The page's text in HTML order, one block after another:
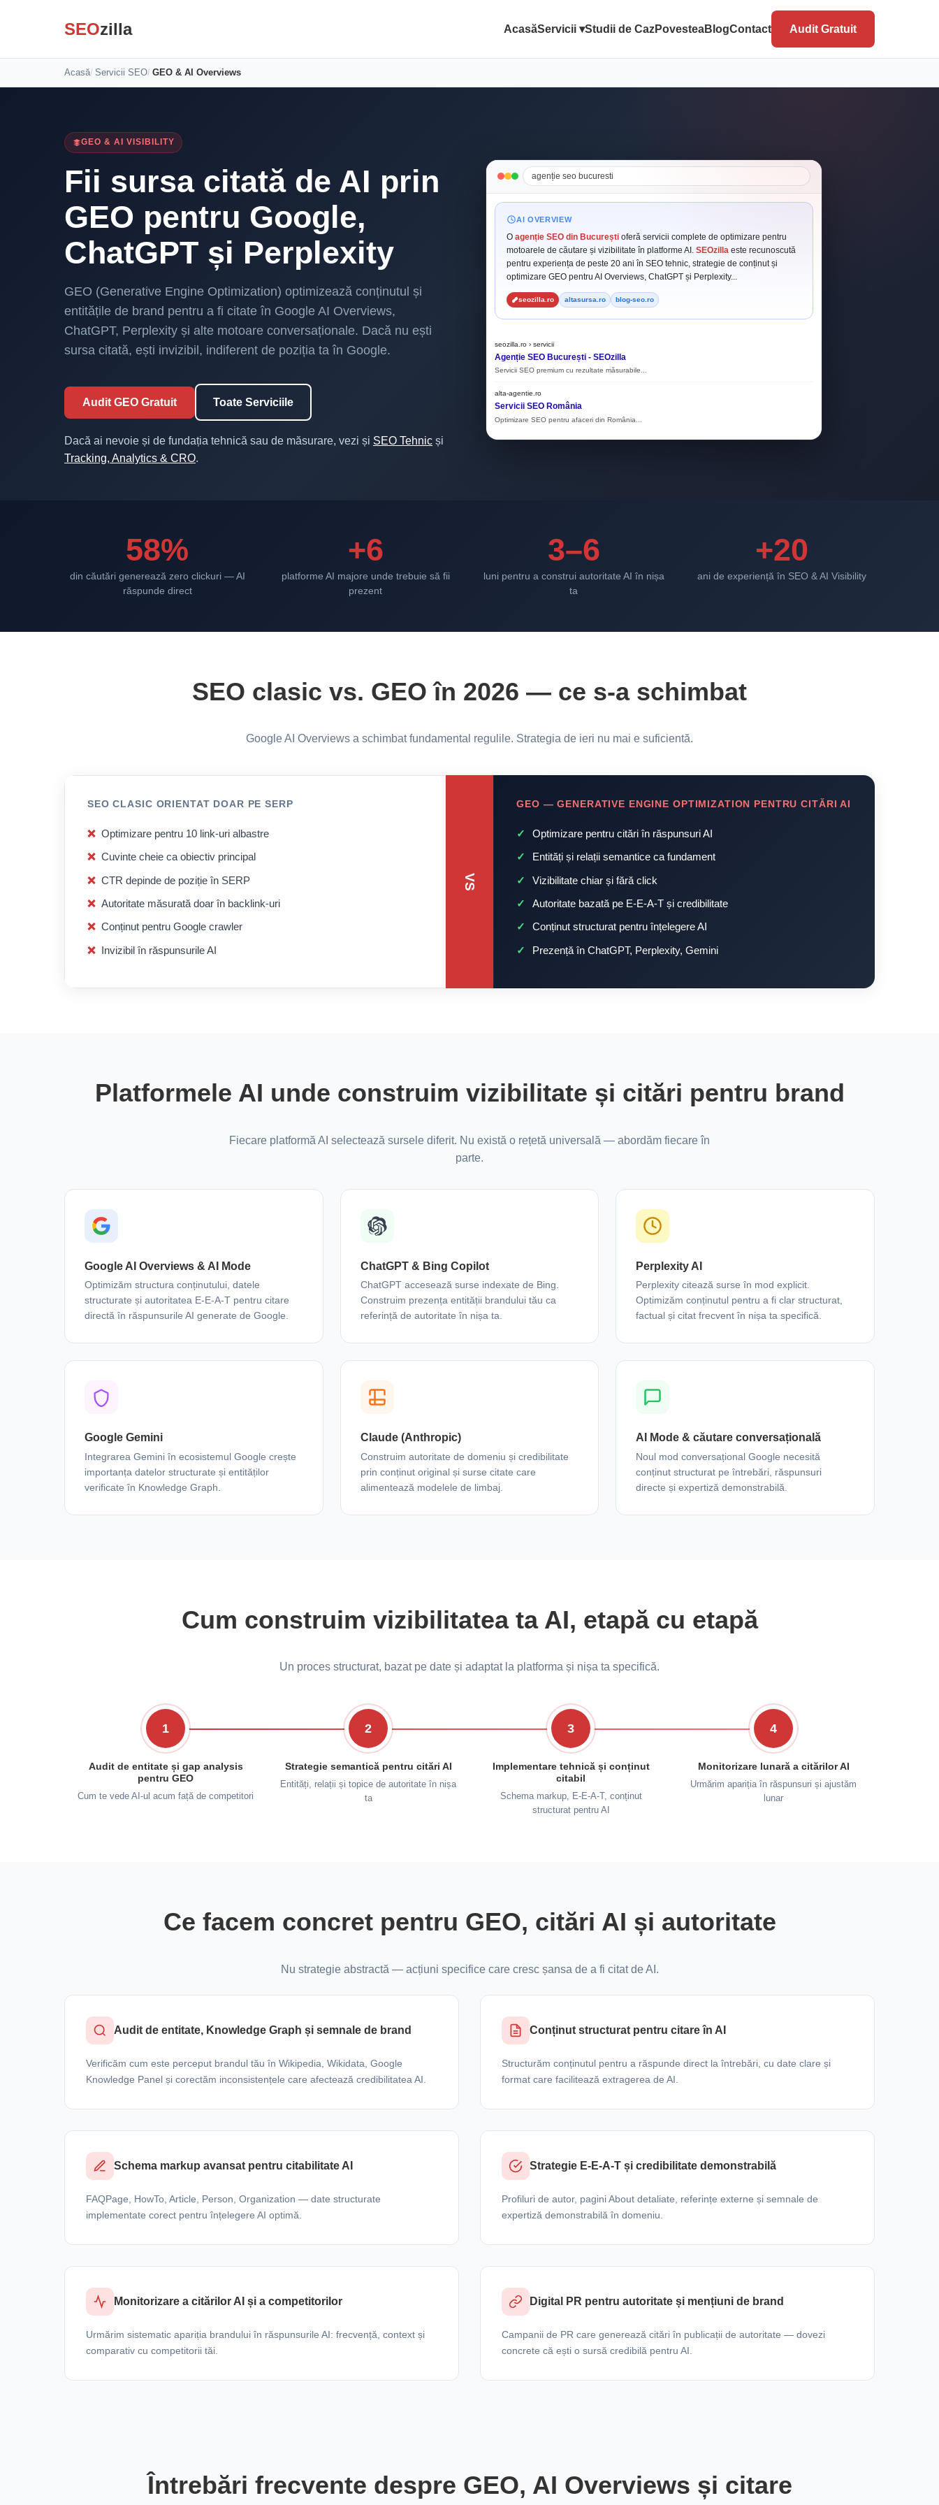
SEOzilla AcasăServicii ▾Studii de CazPovesteaBlogContact Audit Gratuit
Acasă Servicii SEO GEO & AI Overviews
GEO & AI VISIBILITY
Fii sursa citată de AI prin
GEO pentru Google,
ChatGPT și Perplexity
GEO (Generative Engine Optimization) optimizează conținutul și
entitățile de brand pentru a fi citate în Google AI Overviews,
ChatGPT, Perplexity și alte motoare conversaționale. Dacă nu ești
sursa citată, ești invizibil, indiferent de poziția ta în Google.
Audit GEO Gratuit Toate Serviciile
Dacă ai nevoie și de fundația tehnică sau de măsurare, vezi și SEO Tehnic și
Tracking, Analytics & CRO.
agenție seo bucuresti
AI OVERVIEW
O agenție SEO din București oferă servicii complete de optimizare pentru
motoarele de căutare și vizibilitate în platforme AI. SEOzilla este recunoscută
pentru experiența de peste 20 ani în SEO tehnic, strategie de conținut și
optimizare GEO pentru AI Overviews, ChatGPT și Perplexity...
seozilla.ro altasursa.ro blog-seo.ro
seozilla.ro › servicii
Agenție SEO București - SEOzilla
Servicii SEO premium cu rezultate măsurabile...
alta-agentie.ro
Servicii SEO România
Optimizare SEO pentru afaceri din România...
58%
din căutări generează zero clickuri — AI
răspunde direct
+6
platforme AI majore unde trebuie să fii
prezent
3–6
luni pentru a construi autoritate AI în nișa
ta
+20
ani de experiență în SEO & AI Visibility
SEO clasic vs. GEO în 2026 — ce s-a schimbat
Google AI Overviews a schimbat fundamental regulile. Strategia de ieri nu mai e suficientă.
SEO CLASIC ORIENTAT DOAR PE SERP
Optimizare pentru 10 link-uri albastre
Cuvinte cheie ca obiectiv principal
CTR depinde de poziție în SERP
Autoritate măsurată doar în backlink-uri
Conținut pentru Google crawler
Invizibil în răspunsurile AI
VS
GEO — GENERATIVE ENGINE OPTIMIZATION PENTRU CITĂRI AI
Optimizare pentru citări în răspunsuri AI
Entități și relații semantice ca fundament
Vizibilitate chiar și fără click
Autoritate bazată pe E-E-A-T și credibilitate
Conținut structurat pentru înțelegere AI
Prezență în ChatGPT, Perplexity, Gemini
Platformele AI unde construim vizibilitate și citări pentru brand
Fiecare platformă AI selectează sursele diferit. Nu există o rețetă universală — abordăm fiecare în
parte.
Google AI Overviews & AI Mode
Optimizăm structura conținutului, datele
structurate și autoritatea E-E-A-T pentru citare
directă în răspunsurile AI generate de Google.
ChatGPT & Bing Copilot
ChatGPT accesează surse indexate de Bing.
Construim prezența entității brandului tău ca
referință de autoritate în nișa ta.
Perplexity AI
Perplexity citează surse în mod explicit.
Optimizăm conținutul pentru a fi clar structurat,
factual și citat frecvent în nișa ta specifică.
Google Gemini
Integrarea Gemini în ecosistemul Google crește
importanța datelor structurate și entităților
verificate în Knowledge Graph.
Claude (Anthropic)
Construim autoritate de domeniu și credibilitate
prin conținut original și surse citate care
alimentează modelele de limbaj.
AI Mode & căutare conversațională
Noul mod conversațional Google necesită
conținut structurat pe întrebări, răspunsuri
directe și expertiză demonstrabilă.
Cum construim vizibilitatea ta AI, etapă cu etapă
Un proces structurat, bazat pe date și adaptat la platforma și nișa ta specifică.
1
Audit de entitate și gap analysis
pentru GEO
Cum te vede AI-ul acum față de competitori
2
Strategie semantică pentru citări AI
Entități, relații și topice de autoritate în nișa
ta
3
Implementare tehnică și conținut
citabil
Schema markup, E-E-A-T, conținut
structurat pentru AI
4
Monitorizare lunară a citărilor AI
Urmărim apariția în răspunsuri și ajustăm
lunar
Ce facem concret pentru GEO, citări AI și autoritate
Nu strategie abstractă — acțiuni specifice care cresc șansa de a fi citat de AI.
Audit de entitate, Knowledge Graph și semnale de brand
Verificăm cum este perceput brandul tău în Wikipedia, Wikidata, Google
Knowledge Panel și corectăm inconsistențele care afectează credibilitatea AI.
Conținut structurat pentru citare în AI
Structurăm conținutul pentru a răspunde direct la întrebări, cu date clare și
format care facilitează extragerea de AI.
Schema markup avansat pentru citabilitate AI
FAQPage, HowTo, Article, Person, Organization — date structurate
implementate corect pentru înțelegere AI optimă.
Strategie E-E-A-T și credibilitate demonstrabilă
Profiluri de autor, pagini About detaliate, referințe externe și semnale de
expertiză demonstrabilă în domeniu.
Monitorizare a citărilor AI și a competitorilor
Urmărim sistematic apariția brandului în răspunsurile AI: frecvență, context și
comparativ cu competitorii tăi.
Digital PR pentru autoritate și mențiuni de brand
Campanii de PR care generează citări în publicații de autoritate — dovezi
concrete că ești o sursă credibilă pentru AI.
Întrebări frecvente despre GEO, AI Overviews și citare